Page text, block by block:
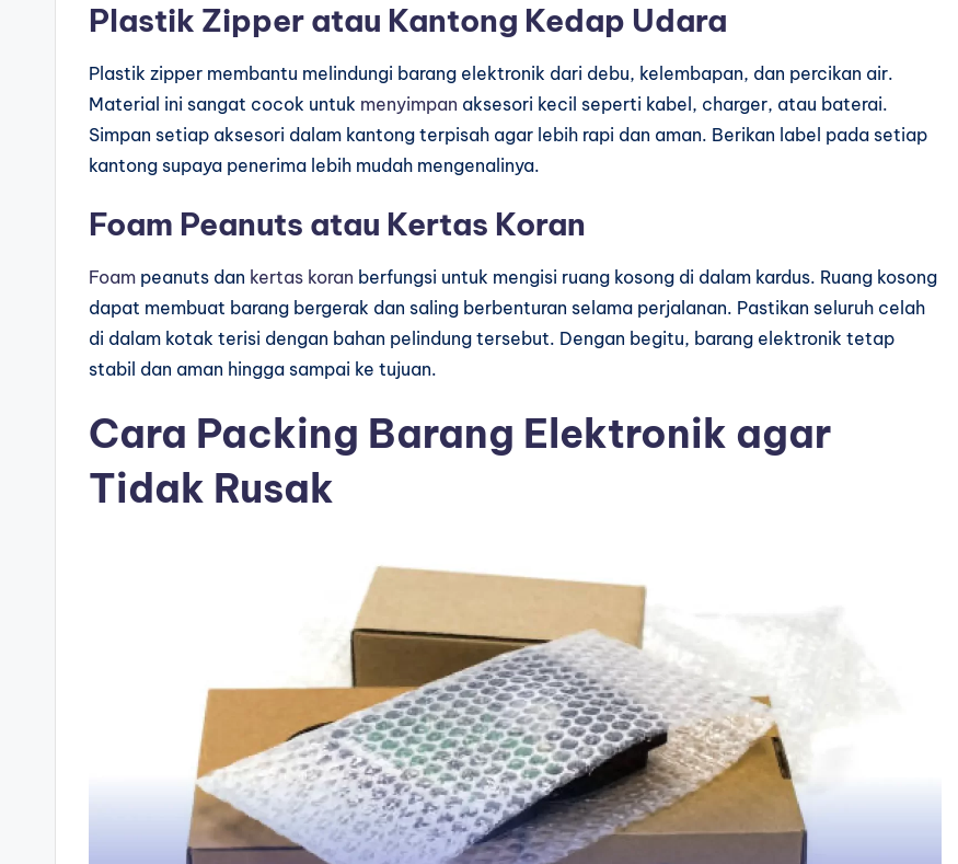
Plastik Zipper atau Kantong Kedap Udara
Plastik zipper membantu melindungi barang elektronik dari debu, kelembapan, dan percikan air.
Material ini sangat cocok untuk menyimpan aksesori kecil seperti kabel, charger, atau baterai.
Simpan setiap aksesori dalam kantong terpisah agar lebih rapi dan aman. Berikan label pada setiap
kantong supaya penerima lebih mudah mengenalinya.
Foam Peanuts atau Kertas Koran
Foam peanuts dan kertas koran berfungsi untuk mengisi ruang kosong di dalam kardus. Ruang kosong
dapat membuat barang bergerak dan saling berbenturan selama perjalanan. Pastikan seluruh celah
di dalam kotak terisi dengan bahan pelindung tersebut. Dengan begitu, barang elektronik tetap
stabil dan aman hingga sampai ke tujuan.
Cara Packing Barang Elektronik agar
Tidak Rusak